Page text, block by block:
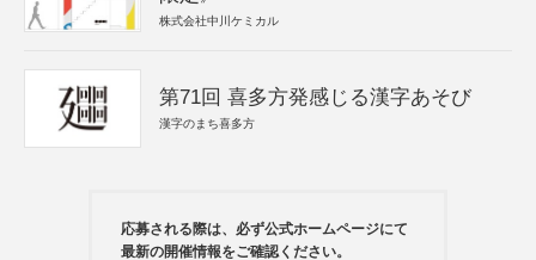
株式会社中川ケミカル
第71回 喜多方発感じる漢字あそび
漢字のまち喜多方
応募される際は、必ず公式ホームページにて
最新の開催情報をご確認ください。